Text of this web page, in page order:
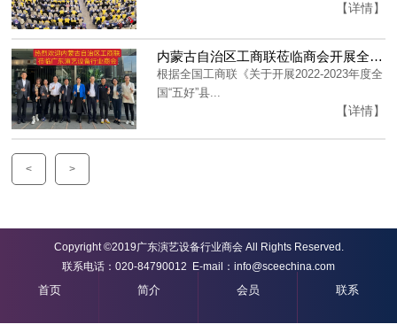
【详情】
内蒙古自治区工商联莅临商会开展全国“五好”县级工商联及全国“四好”商会互学互促活动
根据全国工商联《关于开展2022-2023年度全
国“五好”县...
【详情】
< >
Copyright ©2019广东演艺设备行业商会 All Rights Reserved.
联系电话：020-84790012 E-mail：info@sceechina.com
粤ICP备17067125号
首页 简介 会员 联系